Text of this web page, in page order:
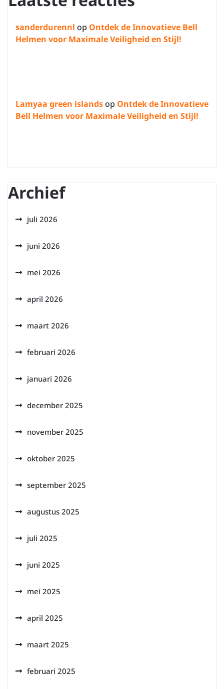
sanderdurennl op Ontdek de Innovatieve Bell
Helmen voor Maximale Veiligheid en Stijl!
Lamyaa green islandsop Ontdek de Innovatieve
Bell Helmen voor Maximale Veiligheid en Stijl!
Archief
juli 2026
juni 2026
mei 2026
april 2026
maart 2026
februari 2026
januari 2026
december 2025
november 2025
oktober 2025
september 2025
augustus 2025
juli 2025
juni 2025
mei 2025
april 2025
maart 2025
februari 2025